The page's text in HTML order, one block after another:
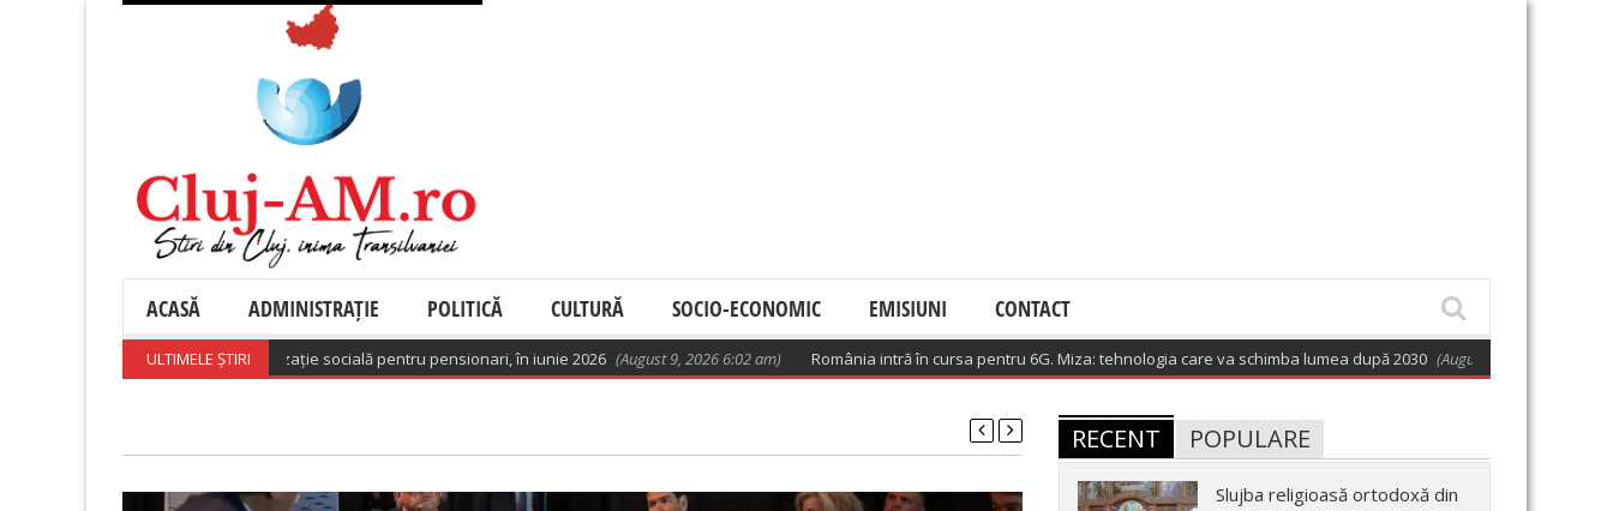
ACASĂ ADMINISTRAȚIE POLITICĂ CULTURĂ SOCIO-ECONOMIC EMISIUNI CONTACT
ULTIMELE ȘTIRI
882.735 beneficiari de indemnizație socială pentru pensionari, în iunie 2026 (August 9, 2026 6:02 am) România intră în cursa pentru 6G. Miza: tehnologia care va schimba lumea după 2030 (August 9, 2026 6:01 am)
RECENT POPULARE
Slujba religioasă ortodoxă din